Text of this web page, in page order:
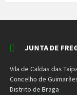
JUNTA DE
Vila de Caldas das
Concelho de
Distrito de Braga